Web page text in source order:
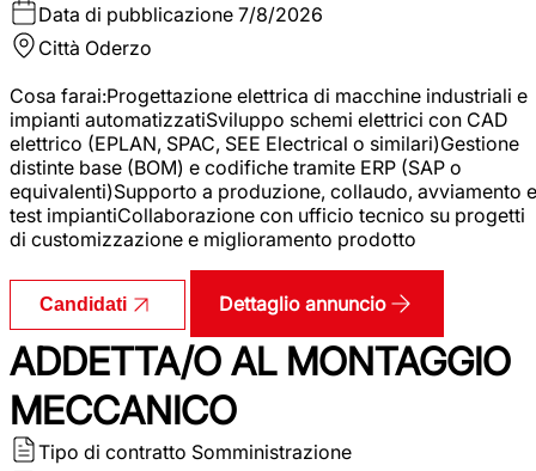
Data di pubblicazione 7/8/2026
Città Oderzo
Cosa farai:Progettazione elettrica di macchine industriali e
impianti automatizzatiSviluppo schemi elettrici con CAD
elettrico (EPLAN, SPAC, SEE Electrical o similari)Gestione
distinte base (BOM) e codifiche tramite ERP (SAP o
equivalenti)Supporto a produzione, collaudo, avviamento e
test impiantiCollaborazione con ufficio tecnico su progetti
di customizzazione e miglioramento prodotto
Candidati Dettaglio annuncio
ADDETTA/O AL MONTAGGIO
MECCANICO
Tipo di contratto Somministrazione